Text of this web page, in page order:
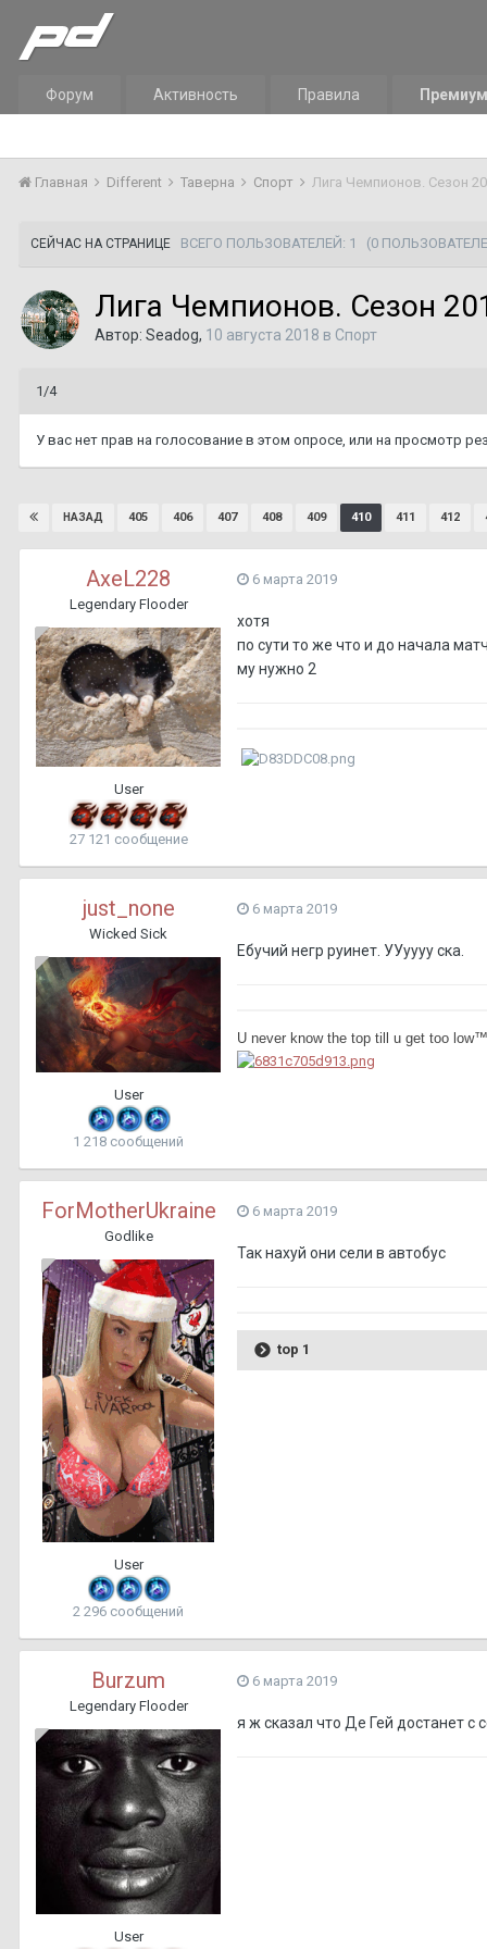
Форум Активность Правила Премиум
Главная Different Таверна Спорт Лига Чемпионов. Сезон
СЕЙЧАС НА СТРАНИЦЕ ВСЕГО ПОЛЬЗОВАТЕЛЕЙ: 1 (0
Лига Чемпионов. Сезон
Автор: Seadog, 10 августа 2018 в Спорт
1/4
У вас нет прав на голосование в этом опросе, или на просмотр
НАЗАД 405 406 407 408 409 410 411 412
AxeL228
Legendary Flooder
User
27 121 сообщение
6 марта 2019
хотя
по сути то же что и до начала
му нужно 2
just_none
Wicked Sick
User
1 218 сообщений
6 марта 2019
Ебучий негр руинет. УУуууу ска.
U never know the top till u get too low™
ForMotherUkraine
Godlike
User
2 296 сообщений
6 марта 2019
Так нахуй они сели в автобус
top 1
Burzum
Legendary Flooder
User
6 марта 2019
я ж сказал что Де Гей достанет с